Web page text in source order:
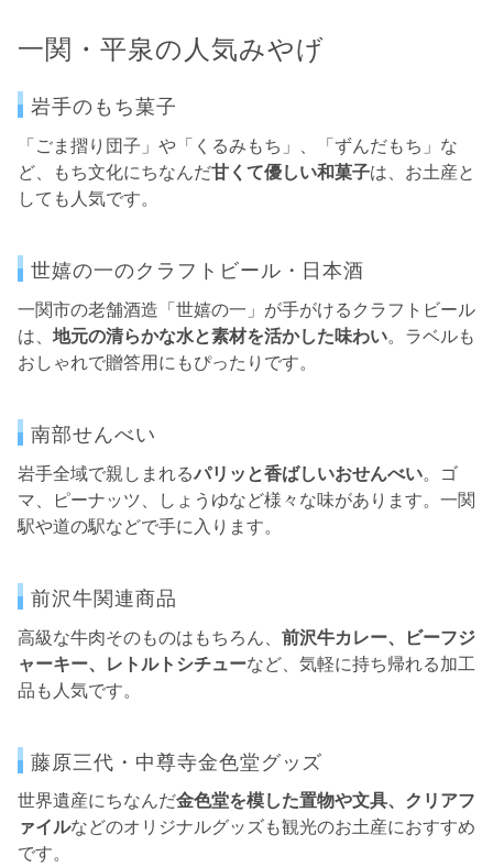
一関・平泉の人気みやげ
岩手のもち菓子
「ごま摺り団子」や「くるみもち」、「ずんだもち」な
ど、もち文化にちなんだ甘くて優しい和菓子は、お土産と
しても人気です。
世嬉の一のクラフトビール・日本酒
一関市の老舗酒造「世嬉の一」が手がけるクラフトビール
は、 地元の清らかな水と素材を活かした味わい。ラベルも
おしゃれで贈答用にもぴったりです。
南部せんべい
岩手全域で親しまれるパリッと香ばしいおせんべい。ゴ
マ、ピーナッツ、しょうゆなど様々な味があります。一関
駅や道の駅などで手に入ります。
前沢牛関連商品
高級な牛肉そのものはもちろん、 前沢牛カレー、ビーフジ
ャーキー、レトルトシチューなど、気軽に持ち帰れる加工
品も人気です。
藤原三代・中尊寺金色堂グッズ
世界遺産にちなんだ金色堂を模した置物や文具、クリアフ
ァイルなどのオリジナルグッズも観光のお土産におすすめ
です。